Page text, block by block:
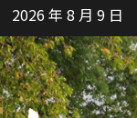
2026 年 8 月 9 日